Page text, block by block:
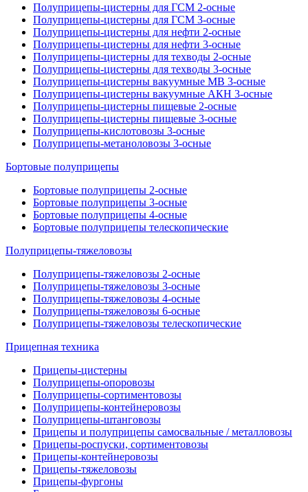
Полуприцепы-цистерны для ГСМ 2-осные
Полуприцепы-цистерны для ГСМ 3-осные
Полуприцепы-цистерны для нефти 2-осные
Полуприцепы-цистерны для нефти 3-осные
Полуприцепы-цистерны для техводы 2-осные
Полуприцепы-цистерны для техводы 3-осные
Полуприцепы-цистерны вакуумные МВ 3-осные
Полуприцепы-цистерны вакуумные АКН 3-осные
Полуприцепы-цистерны пищевые 2-осные
Полуприцепы-цистерны пищевые 3-осные
Полуприцепы-кислотовозы 3-осные
Полуприцепы-метаноловозы 3-осные
Бортовые полуприцепы
Бортовые полуприцепы 2-осные
Бортовые полуприцепы 3-осные
Бортовые полуприцепы 4-осные
Бортовые полуприцепы телескопические
Полуприцепы-тяжеловозы
Полуприцепы-тяжеловозы 2-осные
Полуприцепы-тяжеловозы 3-осные
Полуприцепы-тяжеловозы 4-осные
Полуприцепы-тяжеловозы 6-осные
Полуприцепы-тяжеловозы телескопические
Прицепная техника
Прицепы-цистерны
Полуприцепы-опоровозы
Полуприцепы-сортиментовозы
Полуприцепы-контейнеровозы
Полуприцепы-штанговозы
Прицепы и полуприцепы самосвальные / металловозы
Прицепы-роспуски, сортиментовозы
Прицепы-контейнеровозы
Прицепы-тяжеловозы
Прицепы-фургоны